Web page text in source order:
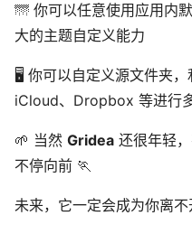
🌁 你可以任意使用应用内
大的主题自定义能力
🖥 你可以自定义源文件夹，
iCloud、Dropbox 等进行
🌱 当然 Gridea 还很年轻
不停向前 🏃
未来，它一定会成为你离